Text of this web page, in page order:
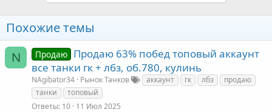
Похожие темы
N Продаю Продаю 63% побед топовый аккаунт
все танки гк + лбз, об.780, кулинь
NAgibator34 Рынок Танков аккаунт гк лбз
продаю
танки
топовый
Ответы 10 11 Июл 2025